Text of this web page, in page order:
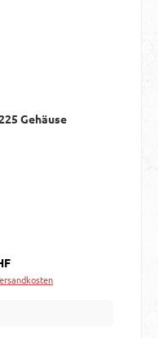
Gehäuse